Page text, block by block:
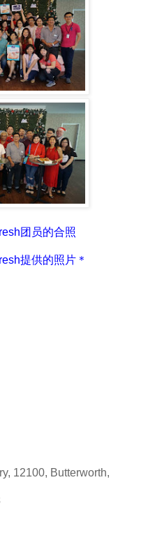
团员的合照
提供的照片＊
12100, Butterworth,